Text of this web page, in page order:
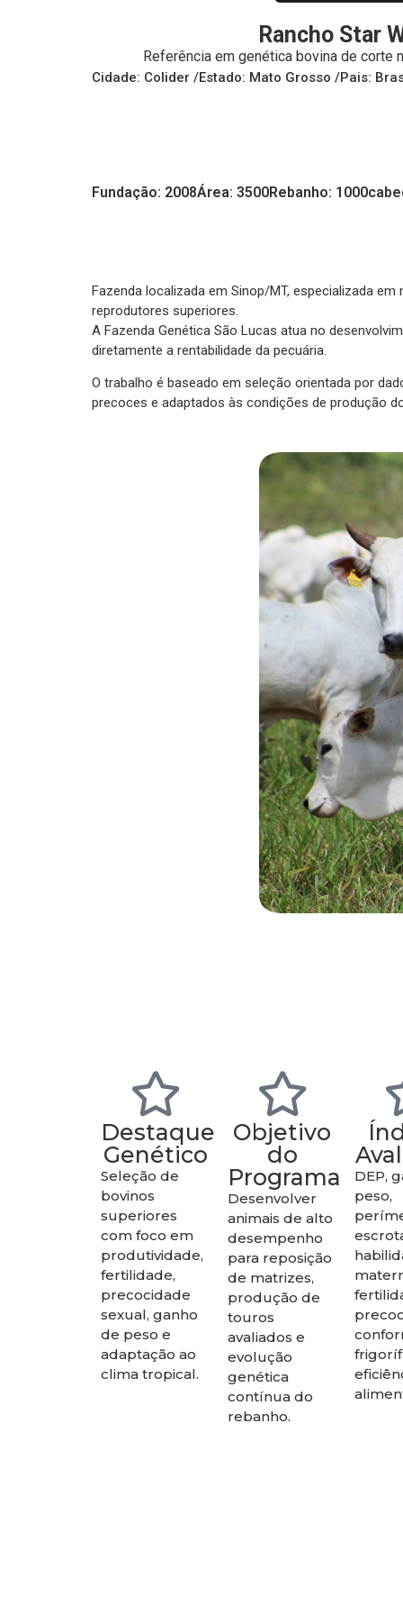
Rancho Star
Referência em genética bovina de corte
Cidade: Colider /Estado: Mato Grosso /Pais:
Fundação: 2008Área: 3500Rebanho:
Fazenda localizada em Sinop/MT, especializada
reprodutores superiores.
A Fazenda Genética São Lucas atua no
diretamente a rentabilidade da pecuária.
O trabalho é baseado em seleção orientada por
precoces e adaptados às condições de produção
Destaque
Genético
Seleção de
bovinos
superiores
com foco em
produtividade,
fertilidade,
precocidade
sexual, ganho
de peso e
adaptação ao
clima tropical.
Objetivo
do
Programa
Desenvolver
animais de alto
desempenho
para reposição
de matrizes,
produção de
touros
avaliados e
evolução
genética
contínua do
rebanho.
DEP,
peso,